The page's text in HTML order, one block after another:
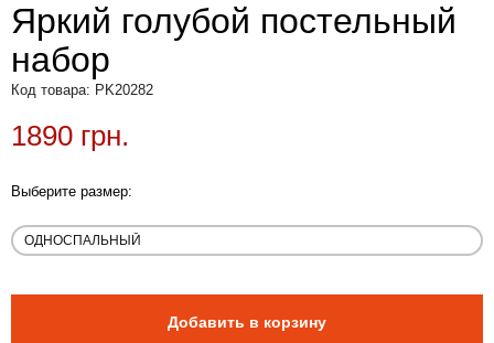
Яркий голубой постельный
набор
Код товара: PK20282
1890 грн.
Выберите размер: